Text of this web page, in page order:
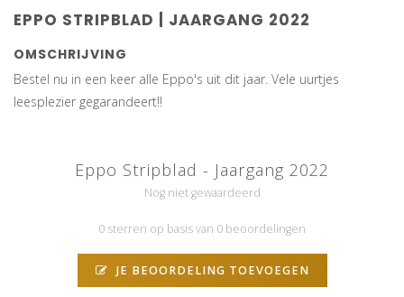
EPPO STRIPBLAD | JAARGANG 2022
OMSCHRIJVING
Bestel nu in een keer alle Eppo's uit dit jaar. Vele uurtjes
leesplezier gegarandeert!!
Eppo Stripblad - Jaargang 2022
Nog niet gewaardeerd
0 sterren op basis van 0 beoordelingen
JE BEOORDELING TOEVOEGEN